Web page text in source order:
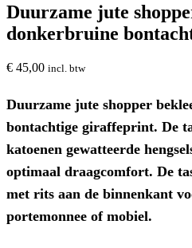
Duurzame jute
donkerbruine
€ 45,00 incl. btw
Duurzame jute shopper
bontachtige giraffeprint. De
katoenen gewatteerde
optimaal draagcomfort. De
met rits aan de binnenkant
portemonnee of mobiel.